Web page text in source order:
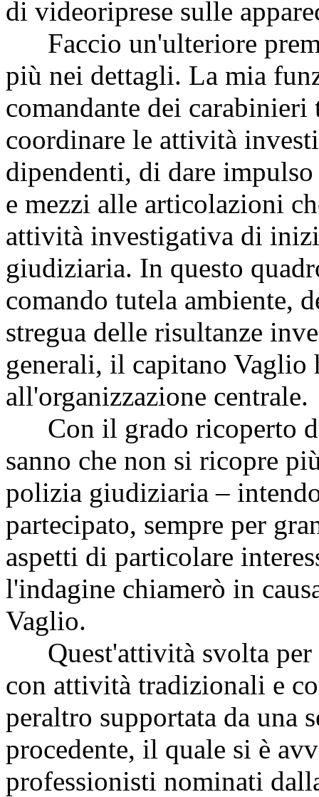
di videoriprese sulle
Faccio un'ulteriore
più nei dettagli. La mia
comandante dei
coordinare le attività
dipendenti, di dare
e mezzi alle articolazioni
attività investigativa di
giudiziaria. In questo
comando tutela ambiente,
stregua delle risultanze
generali, il capitano Vaglio
all'organizzazione centrale.
Con il grado ricoperto
sanno che non si ricopre
polizia giudiziaria –
partecipato, sempre per
aspetti di particolare
l'indagine chiamerò in
Vaglio.
Quest'attività svolta per
con attività tradizionali e
peraltro supportata da una
procedente, il quale si è
professionisti nominati